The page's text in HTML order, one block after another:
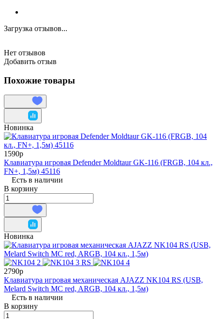
Загрузка отзывов...
Нет отзывов
Добавить отзыв
Похожие товары
Новинка
1590р
Клавиатура игровая Defender Moldtaur GK-116 (FRGB, 104 кл.,
FN+, 1,5м) 45116
Есть в наличии
В корзину
Новинка
2790р
Клавиатура игровая механическая AJAZZ NK104 RS (USB,
Melard Switch MC red, ARGB, 104 кл., 1,5м)
Есть в наличии
В корзину